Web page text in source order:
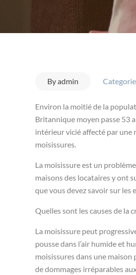
Byadmin
Environ la moitié de la
Britannique moyen passe 53
intérieur vicié affecté par une
moisissures.
La moisissure est un
maisons des locataires y ont
que vous devez savoir sur les
Quelles sont les causes de la
La moisissure peut
pousse dans l’air humide et
moisissures dans une maison
de dommages irréparables